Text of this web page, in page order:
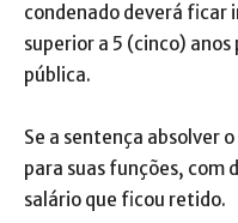
condenado deverá ficar
superior a 5 (cinco)
pública.
Se a sentença absolver
para suas funções,
salário que ficou retido.